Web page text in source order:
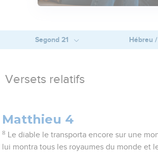
Segond 21 Hébreu
Versets relatifs
Matthieu 4
8
Le diable le transporta encore sur une
lui montra tous les royaumes du monde et